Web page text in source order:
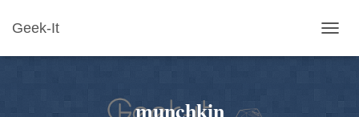
Geek-It
LA
munchkin